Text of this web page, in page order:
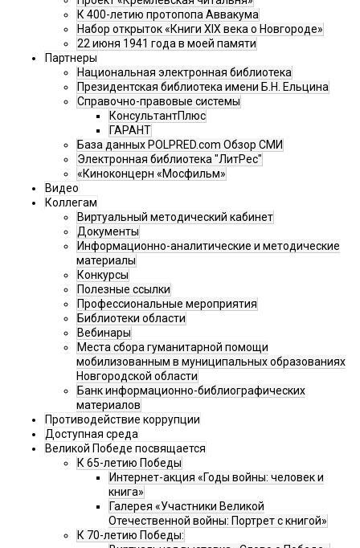
К 400-летию протопопа Аввакума
Набор открыток «Книги XIX века о Новгороде»
22 июня 1941 года в моей памяти
Партнеры
Национальная электронная библиотека
Президентская библиотека имени Б.Н. Ельцина
Справочно-правовые системы
КонсультантПлюс
ГАРАНТ
База данных POLPRED.com Обзор СМИ
Электронная библиотека "ЛитРес"
«Киноконцерн «Мосфильм»
Видео
Коллегам
Виртуальный методический кабинет
Документы
Информационно-аналитические и методические
материалы
Конкурсы
Полезные ссылки
Профессиональные мероприятия
Библиотеки области
Вебинары
Места сбора гуманитарной помощи
мобилизованным в муниципальных образованиях
Новгородской области
Банк информационно-библиографических
материалов
Противодействие коррупции
Доступная среда
Великой Победе посвящается
К 65-летию Победы
Интернет-акция «Годы войны: человек и
книга»
Галерея «Участники Великой
Отечественной войны: Портрет с книгой»
К 70-летию Победы: